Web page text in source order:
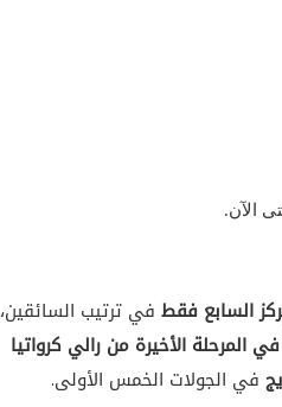
الآن.
السابع فقط في ترتيب السائقين،
المرحلة الأخيرة من رالي كرواتيا
في الجولات الخمس الأولى.